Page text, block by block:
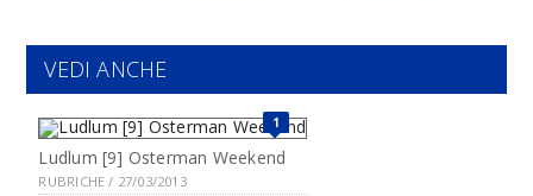
VEDI ANCHE
1
Ludlum [9] Osterman Weekend
RUBRICHE / 27/03/2013